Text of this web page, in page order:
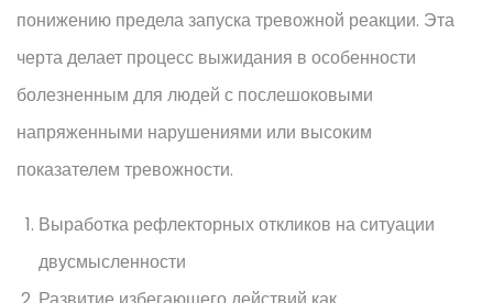
понижению предела запуска тревожной реакции. Эта
черта делает процесс выжидания в особенности
болезненным для людей с послешоковыми
напряженными нарушениями или высоким
показателем тревожности.
Выработка рефлекторных откликов на ситуации
двусмысленности